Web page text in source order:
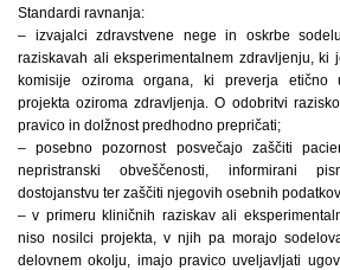
Standardi ravnanja:
– izvajalci zdravstvene nege in oskrbe
raziskavah ali eksperimentalnem zdravljenju, ki
komisije oziroma organa, ki preverja etično
projekta oziroma zdravljenja. O odobritvi
pravico in dolžnost predhodno prepričati;
– posebno pozornost posvečajo zaščiti
nepristranski obveščenosti, informirani
dostojanstvu ter zaščiti njegovih osebnih
– v primeru kliničnih raziskav ali
niso nosilci projekta, v njih pa morajo
delovnem okolju, imajo pravico uveljavljati